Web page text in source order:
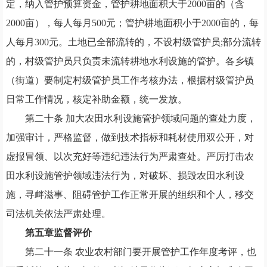
定 ， 纳入管护预算资金 ， 管护耕地面积大于2000亩的 （含
2000亩）， 每人每月 500元 ； 管护耕地面积小于2000亩的 ， 每
人每月 300元。土地已全部流转的 ， 不设村级管护员;部分流转
的 ， 村级管护员只负责未流转耕地水利设施的管护。各乡镇
（街道） 要制定村级管护员工作考核办法 ， 根据村级管护员
日常工作情况 ， 核定补助金额 ， 统一发放。
第二十条 加大农田水利设施管护领域问题的查处力度 ，
加强审计 ， 严格监督 ， 做到技术指标和耗材使用双公开 ， 对
虚报冒领
以次充好等违纪违法行为严肃查处。严厉打击农
田水利设施管护领域违法行为 ， 对破坏
损毁农田水利设
施 ， 寻衅滋事 阻碍管护工作正常开展的组织和个人 ， 移交
司法机关依法严肃处理。
第五章监督评价
第二十一条 农业农村部门要开展管护工作年度考评 ， 也